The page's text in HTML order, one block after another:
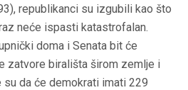
republikanci su izgubili kao što
neće ispasti katastrofalan.
doma i Senata bit će
zatvore birališta širom zemlje i
da će demokrati imati 229